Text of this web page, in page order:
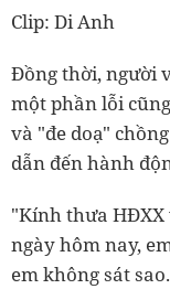
Clip: Di Anh
Đồng thời, người
một phần lỗi
và "đe doạ"
dẫn đến hành
"Kính thưa HĐXX
ngày hôm nay,
em không sát